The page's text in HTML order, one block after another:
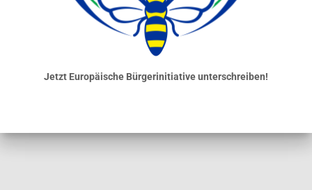
Jetzt Europäische Bürgerinitiative unterschreiben!